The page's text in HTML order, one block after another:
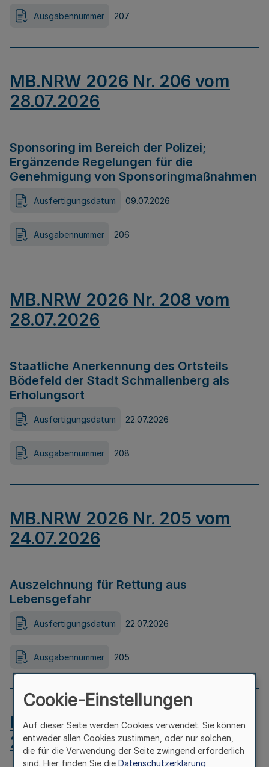
Ausgabennummer 207
MB.NRW 2026 Nr. 206 vom
28.07.2026
Sponsoring im Bereich der Polizei;
Ergänzende Regelungen für die
Genehmigung von Sponsoringmaßnahmen
Ausfertigungsdatum 09.07.2026
Ausgabennummer 206
MB.NRW 2026 Nr. 208 vom
28.07.2026
Staatliche Anerkennung des Ortsteils
Bödefeld der Stadt Schmallenberg als
Erholungsort
Ausfertigungsdatum 22.07.2026
Ausgabennummer 208
MB.NRW 2026 Nr. 205 vom
24.07.2026
Auszeichnung für Rettung aus
Lebensgefahr
Ausfertigungsdatum 22.07.2026
Ausgabennummer 205
MB.NRW 2026 Nr. 204 vom
24.07.2026
Cookie-Einstellungen
Auf dieser Seite werden Cookies verwendet. Sie können
entweder allen Cookies zustimmen, oder nur solchen,
die für die Verwendung der Seite zwingend erforderlich
sind. Hier finden Sie die Datenschutzerklärung